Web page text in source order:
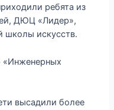
ребята из
ДЮЦ «Лидер»,
школы искусств.
«Инженерных
высадили более